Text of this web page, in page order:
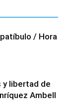
/ Hora
y libertad de
Ambell